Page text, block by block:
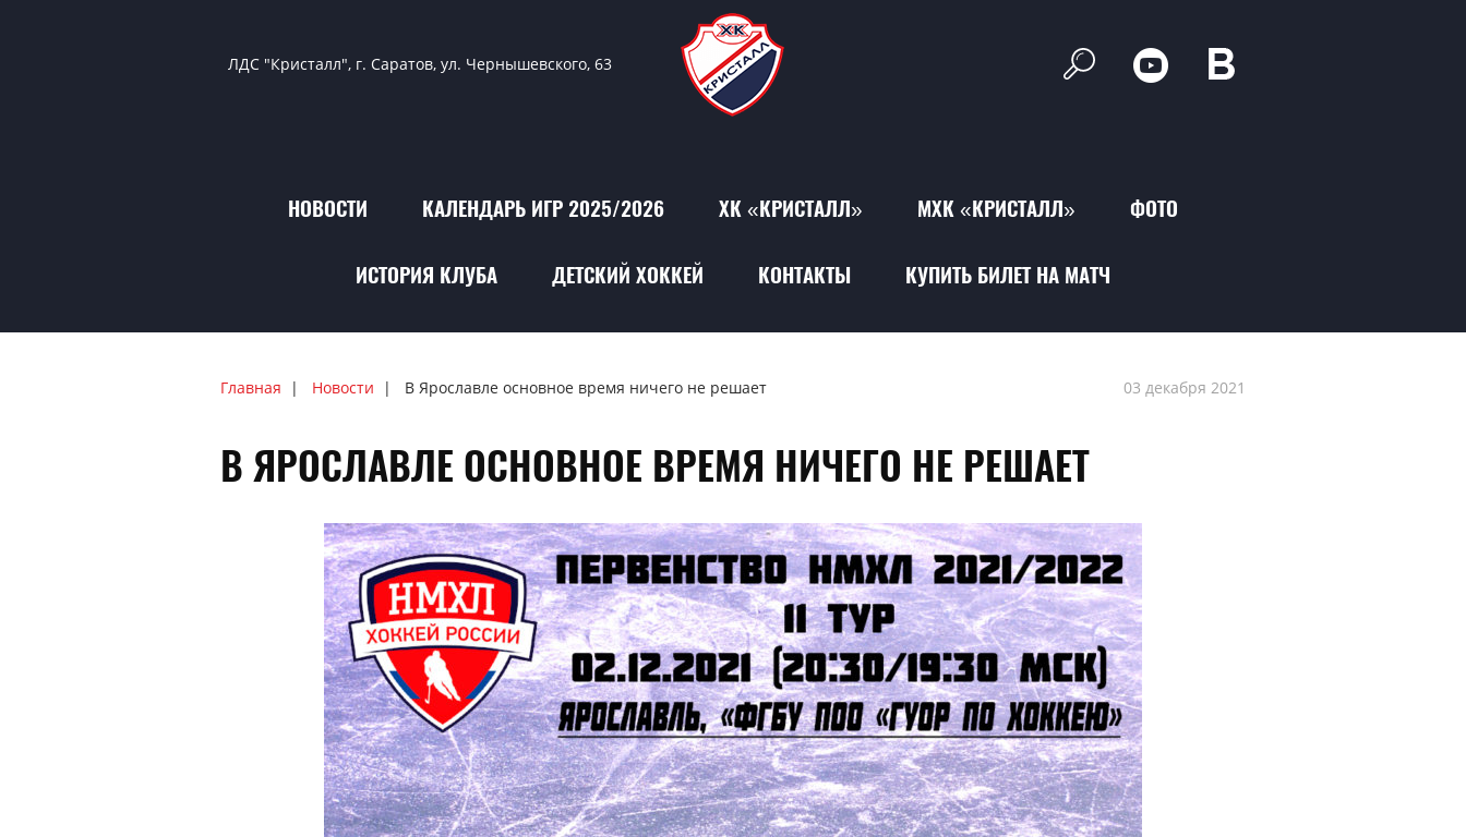
ЛДС "Кристалл", г. Саратов, ул. Чернышевского, 63
НОВОСТИ КАЛЕНДАРЬ ИГР 2025/2026 ХК «КРИСТАЛЛ» МХК «КРИСТАЛЛ» ФОТО
ИСТОРИЯ КЛУБА ДЕТСКИЙ ХОККЕЙ КОНТАКТЫ КУПИТЬ БИЛЕТ НА МАТЧ
Главная Новости В Ярославле основное время ничего не решает 03 декабря 2021
В ЯРОСЛАВЛЕ ОСНОВНОЕ ВРЕМЯ НИЧЕГО НЕ РЕШАЕТ